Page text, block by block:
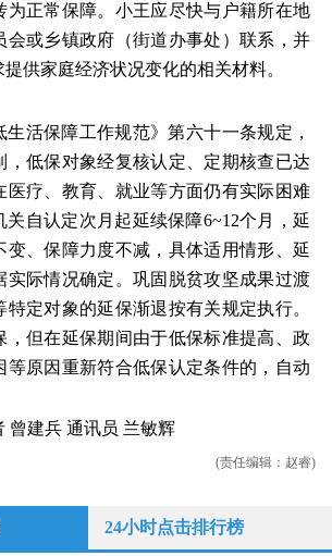
为正常保障。小王应尽快与户籍所在地
会或乡镇政府（街道办事处）联系，并
供家庭经济状况变化的相关材料。
生活保障工作规范》第六十一条规定，
，低保对象经复核认定、定期核查已达
医疗、教育、就业等方面仍有实际困难
关自认定次月起延续保障6~12个月，延
变、保障力度不减，具体适用情形、延
实际情况确定。巩固脱贫攻坚成果过渡
定对象的延保渐退按有关规定执行。
，但在延保期间由于低保标准提高、政
等原因重新符合低保认定条件的，自动
曾建兵 通讯员 兰敏辉
(责任编辑：赵睿)
24小时点击排行榜